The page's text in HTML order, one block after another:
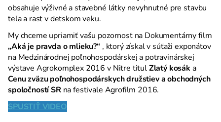
obsahuje výživné a stavebné látky nevyhnutné pre stavbu
tela a rast v detskom veku.
My chceme upriamiť vašu pozornosť na Dokumentárny film
„Aká je pravda o mlieku?“ , ktorý získal v súťaži exponátov
na Medzinárodnej poľnohospodárskej a potravinárskej
výstave Agrokomplex 2016 v Nitre titulZlatý kosák a
Cenu zväzu poľnohospodárskych družstiev a obchodných
spoločností SR na festivale Agrofilm 2016.
SPUSTIŤ VIDEO